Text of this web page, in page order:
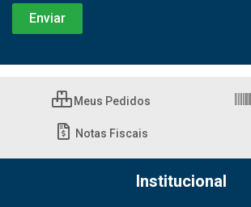
Meus Pedidos
Notas Fiscais
Institucional